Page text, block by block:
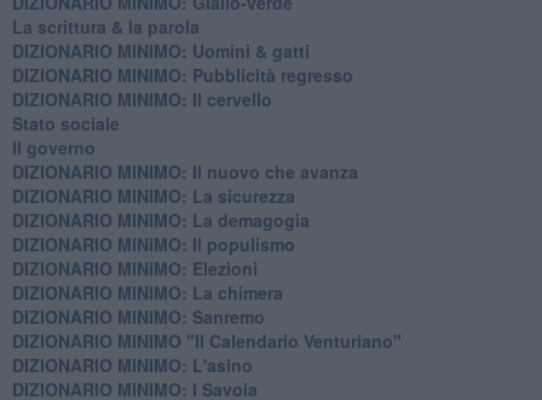
La scrittura & la parola
​DIZIONARIO MINIMO: Uomini & gatti
DIZIONARIO MINIMO: ​Pubblicità regresso
DIZIONARIO MINIMO: Il cervello
Stato sociale
Il governo
DIZIONARIO MINIMO: Il nuovo che avanza
DIZIONARIO MINIMO: La sicurezza
DIZIONARIO MINIMO: La demagogia
DIZIONARIO MINIMO: Il populismo
DIZIONARIO MINIMO: Elezioni
DIZIONARIO MINIMO: La chimera
DIZIONARIO MINIMO: Sanremo
DIZIONARIO MINIMO "Il Calendario Venturiano"
DIZIONARIO MINIMO: L'asino
DIZIONARIO MINIMO: I Savoia